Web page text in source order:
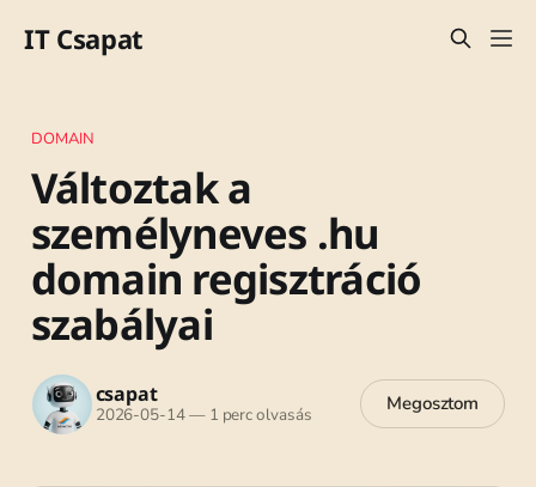
IT Csapat
DOMAIN
Változtak a
személyneves .hu
domain regisztráció
szabályai
csapat
2026-05-14—1 perc olvasás Megosztom